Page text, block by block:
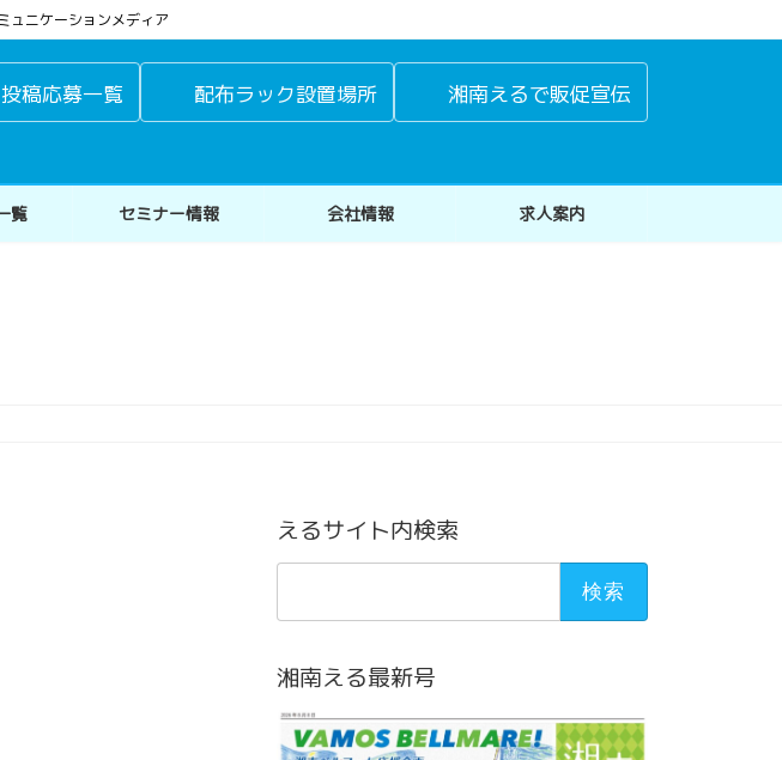
ュニケーションメディア
投稿応募一覧 配布ラック設置場所 湘南えるで販促宣伝
覧 セミナー情報 会社情報 求人案内
えるサイト内検索
湘南える最新号